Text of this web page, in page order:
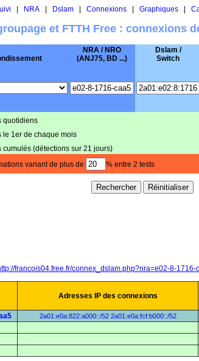
NRA| Dslam| Connexions| Graphiques|
et FTTH Free : connexions
NRA / NRO
(ANJ75, BD ...)
Dslam /
Switch
quotidiens
le 1er de chaque mois
cumulés (détections sur 21 jours)
variant de plus de % entre 2 tests
francois04.free.fr/connex_dslam.php?nra=e02-8-
Adresses IP des connexions
2a01:e0a:822:a000::/52 2a01:e0a:fcf:b000::/52